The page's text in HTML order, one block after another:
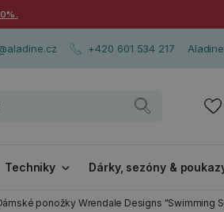
+420 601 534 217
Techniky Dárky, sezóny &
ponožky Wrendale Designs "Swimming